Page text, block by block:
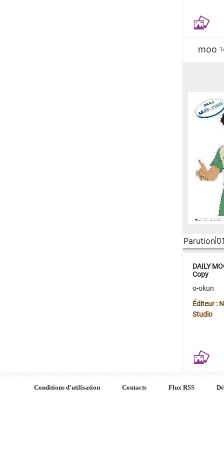
moo
Parution
DAILY
Copy
o-okun
Éditeur :
Studio
Conditions d'utilisation Contacts Flux RSS